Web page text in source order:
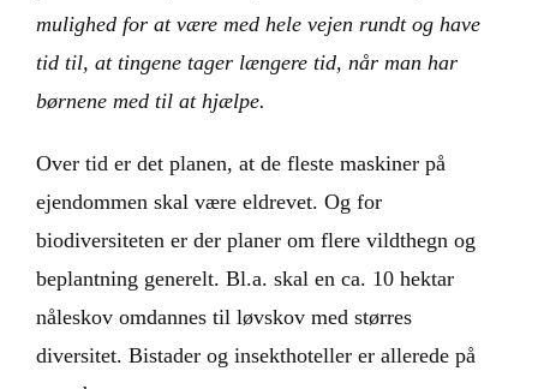
mulighed for at være med hele vejen rundt og have
tid til, at tingene tager længere tid, når man har
børnene med til at hjælpe.
Over tid er det planen, at de fleste maskiner på
ejendommen skal være eldrevet. Og for
biodiversiteten er der planer om flere vildthegn og
beplantning generelt. Bl.a. skal en ca. 10 hektar
nåleskov omdannes til løvskov med størres
diversitet. Bistader og insekthoteller er allerede på